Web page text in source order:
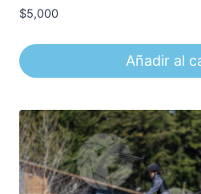
$5,000
Añadir al